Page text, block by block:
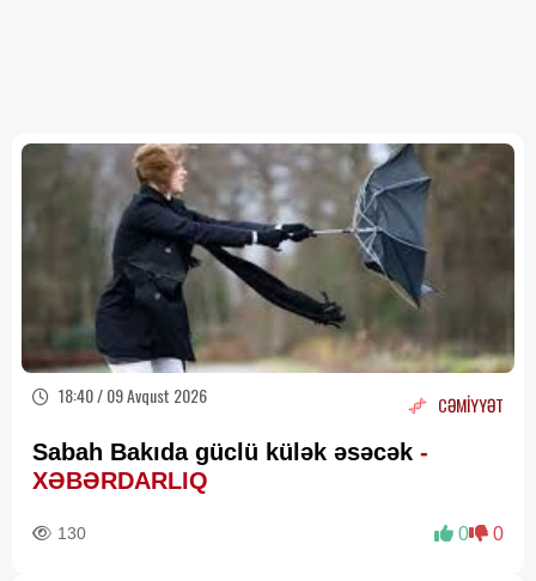
18:40 / 09 Avqust 2026 CƏMİYYƏT
Sabah Bakıda güclü külək əsəcək -
XƏBƏRDARLIQ
130 0 0